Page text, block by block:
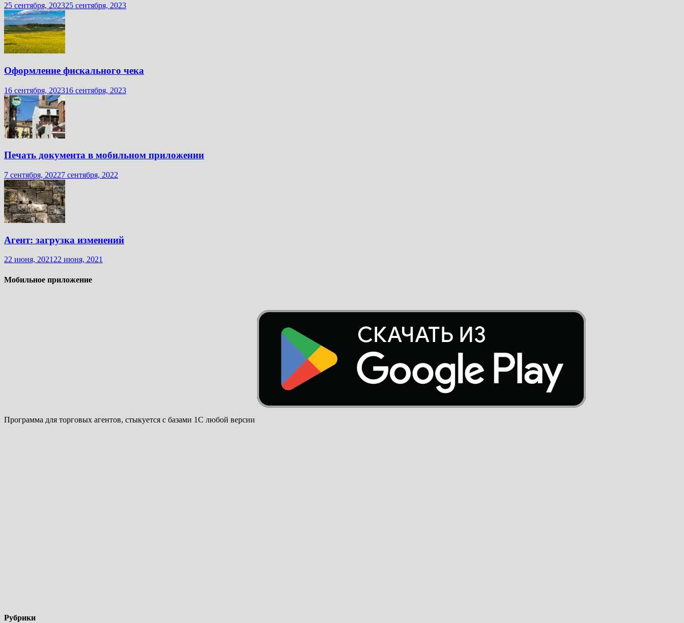
25 сентября, 202325 сентября, 2023
Оформление фискального чека
16 сентября, 202316 сентября, 2023
Печать документа в мобильном приложении
7 сентября, 20227 сентября, 2022
Агент: загрузка изменений
22 июня, 2021 22 июня, 2021
Мобильное приложение
Программа для торговых агентов, стыкуется с базами 1С любой версии
Рубрики